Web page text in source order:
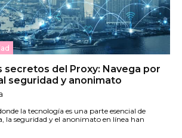
secretos del Proxy: Navega por
seguridad y anonimato
la tecnología es una parte esencial de
la seguridad y el anonimato en línea han